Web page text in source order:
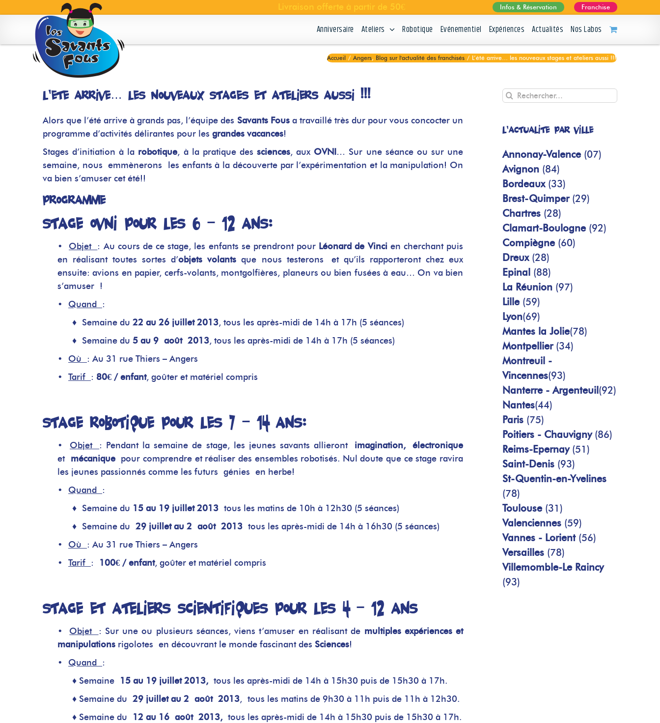
Infos & Réservation Franchise
Anniversaire Ateliers Robotique Evénementiel Expériences Actualités Nos Labos
Accueil / Angers, Blog sur l'actualité des franchisés / L’été arrive… les nouveaux stages et ateliers aussi !!!
L’été arrive… les nouveaux stages et ateliers aussi !!!
Alors que l’été arrive à grands pas, l’équipe des Savants Fousa travaillé très dur pour vous concocter un
programme d’activités délirantes pour les grandes vacances!
Stages d’initiation à la robotique, à la pratique dessciences, aux OVNI… Sur une séance ou sur une
semaine, nous emmènerons les enfants à la découverte par l’expérimentation et la manipulation! On
va bien s’amuser cet été!!
Programme
Stage OVNI pour les 6 – 12 ans:
• Objet : Au cours de ce stage, les enfants se prendront pour Léonard de Vincien cherchant puis
en réalisant toutes sortes d’objets volants que nous testerons et qu’ils rapporteront chez eux
ensuite: avions en papier, cerfs-volants, montgolfières, planeurs ou bien fusées à eau… On va bien
s’amuser !
• Quand :
♦ Semaine du 22 au 26 juillet 2013, tous les après-midi de 14h à 17h (5 séances)
♦ Semaine du 5 au 9 août 2013, tous les après-midi de 14h à 17h (5 séances)
• Où : Au 31 rue Thiers – Angers
• Tarif : 80€ / enfant, goûter et matériel compris
Stage Robotique pour les 7 – 14 ans:
• Objet : Pendant la semaine de stage, les jeunes savants allieront imagination,électronique
et mécaniquepour comprendre et réaliser des ensembles robotisés. Nul doute que ce stage ravira
les jeunes passionnés comme les futurs génies en herbe!
• Quand :
♦ Semaine du 15 au 19 juillet 2013 tous les matins de 10h à 12h30 (5 séances)
♦ Semaine du 29 juillet au 2 août 2013 tous les après-midi de 14h à 16h30 (5 séances)
• Où : Au 31 rue Thiers – Angers
• Tarif : 100€ / enfant, goûter et matériel compris
Stage et ateliers scientifiques pour les 4 – 12 ans
• Objet : Sur une ou plusieurs séances, viens t’amuser en réalisant de multiples expériences et
manipulations rigolotes en découvrant le monde fascinant des Sciences!
• Quand :
♦ Semaine 15 au 19 juillet 2013, tous les après-midi de 14h à 15h30 puis de 15h30 à 17h.
♦ Semaine du 29 juillet au 2 août 2013, tous les matins de 9h30 à 11h puis de 11h à 12h30.
♦ Semaine du 12 au 16 août 2013, tous les après-midi de 14h à 15h30 puis de 15h30 à 17h.
Rechercher
L'actualité par ville
Annonay-Valence (07)
Avignon (84)
Bordeaux (33)
Brest-Quimper (29)
Chartres (28)
Clamart-Boulogne (92)
Compiègne (60)
Dreux (28)
Epinal (88)
La Réunion (97)
Lille (59)
Lyon(69)
Mantes la Jolie(78)
Montpellier (34)
Montreuil -
Vincennes(93)
Nanterre - Argenteuil (92)
Nantes(44)
Paris (75)
Poitiers - Chauvigny (86)
Reims-Epernay (51)
Saint-Denis (93)
St-Quentin-en-Yvelines
(78)
Toulouse (31)
Valenciennes (59)
Vannes - Lorient (56)
Versailles (78)
Villemomble-Le Raincy
(93)